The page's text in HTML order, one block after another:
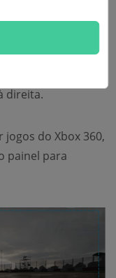
direita.
do Xbox 360,
painel para